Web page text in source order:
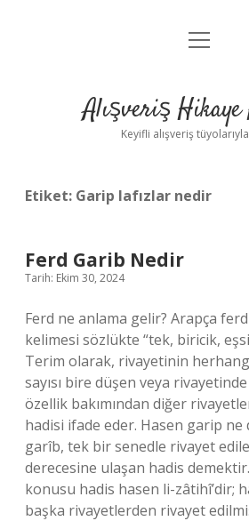
Anasayfa
Yasal Uyarı
menüyü
Alışveriş
Keyifli alışveriş
Etiket: Garip lafızlar nedir
Ferd Garib Nedir
Tarih: Ekim 30, 2024
Ferd ne anlama gelir? Arapça
kelimesi sözlükte “tek, biricik,
Terim olarak, rivayetinin
sayısı bire düşen veya
özellik bakımından diğer
hadisi ifade eder. Hasen garip ne
garîb, tek bir senedle rivayet
derecesine ulaşan hadis
konusu hadis hasen li-zâtihî’dir;
başka rivayetlerden rivayet